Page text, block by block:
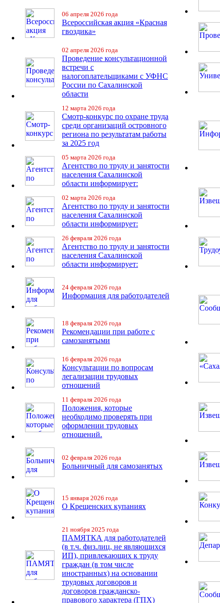
06 апреля 2026 года
Всероссийская акция «Красная
гвоздика»
02 апреля 2026 года
Проведение консультационной
встречи с
налогоплательщиками с УФНС
России по Сахалинской
области
12 марта 2026 года
Смотр-конкурс по охране труда
среди организаций островного
региона по результатам работы
за 2025 год
05 марта 2026 года
Агентство по труду и занятости
населения Сахалинской
области информирует:
02 марта 2026 года
Агентство по труду и занятости
населения Сахалинской
области информирует:
26 февраля 2026 года
Агентство по труду и занятости
населения Сахалинской
области информирует:
24 февраля 2026 года
Информация для работодателей
18 февраля 2026 года
Рекомендации при работе с
самозанятыми
16 февраля 2026 года
Консультации по вопросам
легализации трудовых
отношений
11 февраля 2026 года
Положения, которые
необходимо проверять при
оформлении трудовых
отношений.
02 февраля 2026 года
Больничный для самозанятых
15 января 2026 года
О Крещенских купаниях
21 ноября 2025 года
ПАМЯТКА для работодателей
(в т.ч. физ.лиц, не являющихся
ИП), привлекающих к труду
граждан (в том числе
иностранных) на основании
трудовых договоров и
договоров гражданско-
правового характера (ГПХ)